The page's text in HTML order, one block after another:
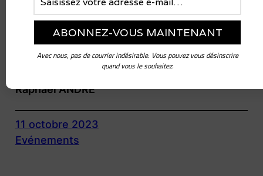
Raphaël ANDRE
11 octobre 2023
Evénements
Avec nous, pas de courrier indésirable. Vous pouvez vous désinscrire
quand vous le souhaitez.